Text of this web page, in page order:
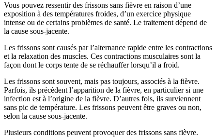
Vous pouvez ressentir des frissons sans fièvre en raison d’une
exposition à des températures froides, d’un exercice physique
intense ou de certains problèmes de santé. Le traitement dépend de
la cause sous-jacente.
Les frissons sont causés par l’alternance rapide entre les contractions
et la relaxation des muscles. Ces contractions musculaires sont la
façon dont le corps tente de se réchauffer lorsqu’il a froid.
Les frissons sont souvent, mais pas toujours, associés à la fièvre.
Parfois, ils précèdent l’apparition de la fièvre, en particulier si une
infection est à l’origine de la fièvre. D’autres fois, ils surviennent
sans pic de température. Les frissons peuvent être graves ou non,
selon la cause sous-jacente.
Plusieurs conditions peuvent provoquer des frissons sans fièvre.